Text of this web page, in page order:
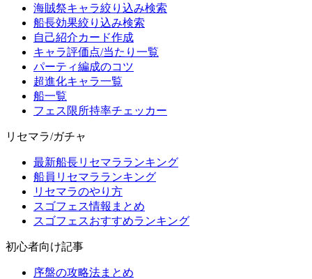
海賊祭キャラ絞り込み検索
船長効果絞り込み検索
自己紹介カード作成
キャラ評価点/当たり一覧
パーティ編成のコツ
超進化キャラ一覧
船一覧
フェス限所持率チェッカー
リセマラ/ガチャ
最新船長リセマラランキング
船員リセマラランキング
リセマラのやり方
スゴフェス情報まとめ
スゴフェスおすすめランキング
初心者向け記事
序盤の攻略法まとめ